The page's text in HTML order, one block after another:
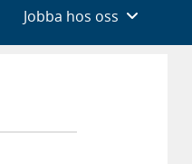
Jobba hos oss